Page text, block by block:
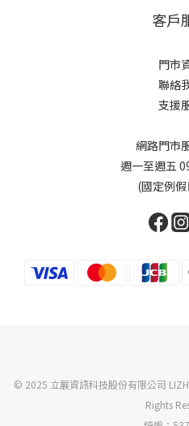
客戶
門市
聯絡
支援
網路門市
週一至週五
(國定例
© 2025 立展資訊科技股份有限公司
Rights